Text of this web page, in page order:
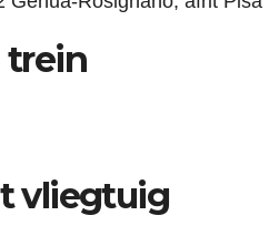
trein
vliegtuig